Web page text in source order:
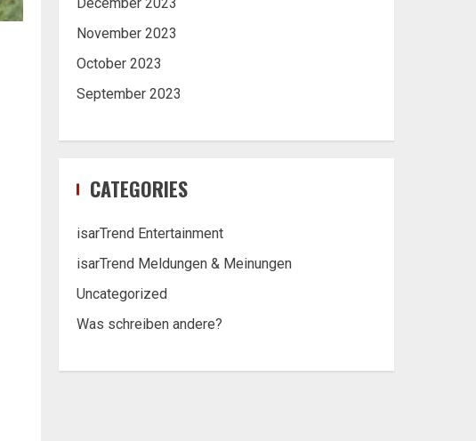
November 2023
October 2023
September 2023
CATEGORIES
isarTrend Entertainment
isarTrend Meldungen & Meinungen
Uncategorized
Was schreiben andere?